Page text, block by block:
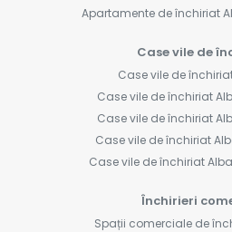
Apartamente de închiriat
Case vile de
Case vile de
Case vile de închiriat
Case vile de închiriat
Case vile de închiriat
Case vile de închiriat
Închirieri
Spații comerciale de